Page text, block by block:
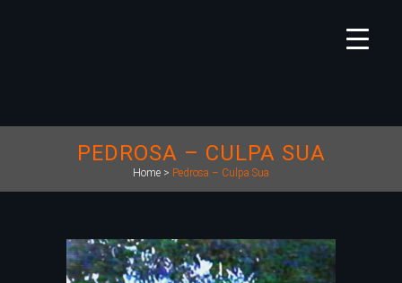
PEDROSA – CULPA SUA
Home > Pedrosa – Culpa Sua